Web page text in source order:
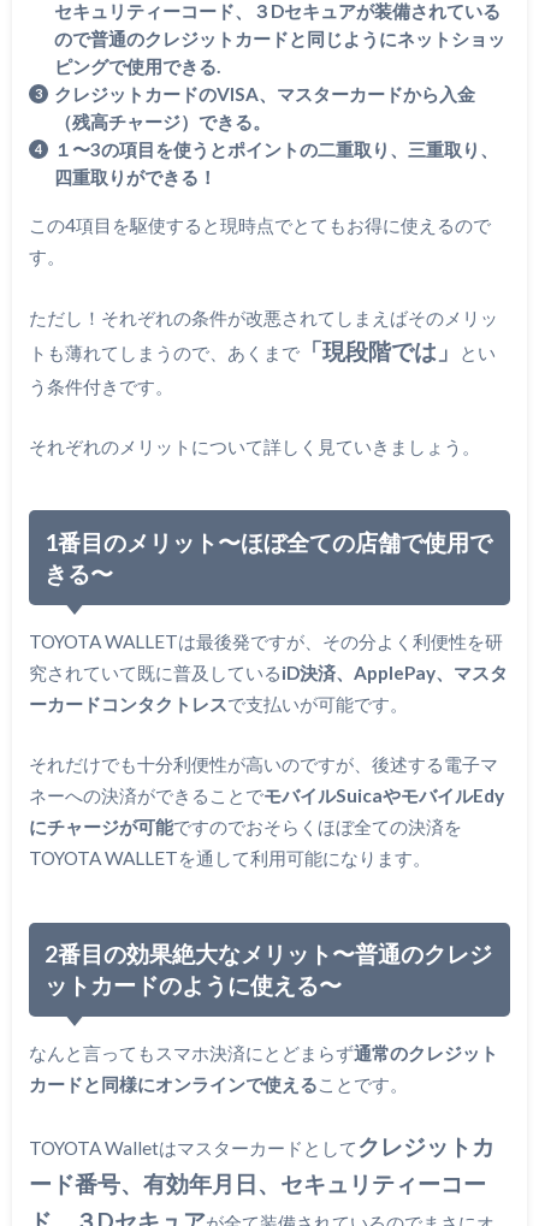
セキュリティーコード、３Dセキュアが装備されている
ので普通のクレジットカードと同じようにネットショッ
ピングで使用できる.
クレジットカードのVISA、マスターカードから入金
（残高チャージ）できる。
１〜3の項目を使うとポイントの二重取り、三重取り、
四重取りができる！
この4項目を駆使すると現時点でとてもお得に使えるので
す。
ただし！それぞれの条件が改悪されてしまえばそのメリッ
トも薄れてしまうので、あくまで「現段階では」
とい
う条件付きです。
それぞれのメリットについて詳しく見ていきましょう。
1番目のメリット〜ほぼ全ての店舗で使用で
きる〜
TOYOTA WALLETは最後発ですが、その分よく利便性を研
究されていて既に普及しているiD決済、ApplePay、マスタ
ーカードコンタクトレスで支払いが可能です。
それだけでも十分利便性が高いのですが、後述する電子マ
ネーへの決済ができることでモバイルSuicaやモバイルEdy
にチャージが可能ですのでおそらくほぼ全ての決済を
TOYOTA WALLETを通して利用可能になります。
2番目の効果絶大なメリット〜普通のクレジ
ットカードのように使える〜
なんと言ってもスマホ決済にとどまらず通常のクレジット
カードと同様にオンラインで使えることです。
TOYOTA Walletはマスターカードとして クレジットカ
ード番号、有効年月日、セキュリティーコー